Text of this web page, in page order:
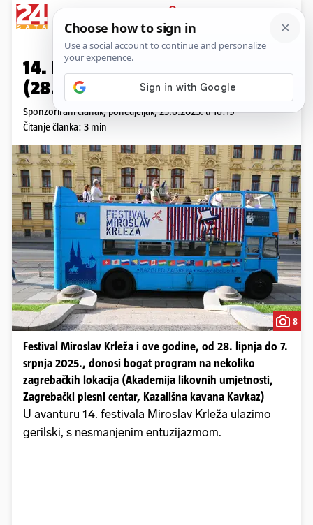
PRIJAVA
Promo sadržaj
14. Festival Miroslav Krleža
(28.6. - 7.7. 2024.)
Sponzorirani članak,ponedjeljak, 23.6.2025. u 16:19
Čitanje članka: 3 min
8
Festival Miroslav Krleža i ove godine, od 28. lipnja do 7.
srpnja 2025., donosi bogat program na nekoliko
zagrebačkih lokacija (Akademija likovnih umjetnosti,
Zagrebački plesni centar, Kazališna kavana Kavkaz)
U avanturu 14. festivala Miroslav Krleža ulazimo
gerilski, s nesmanjenim entuzijazmom.